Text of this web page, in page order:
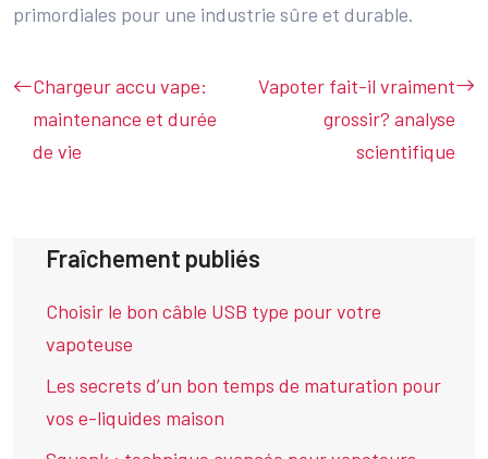
primordiales pour une industrie sûre et durable.
Chargeur accu vape:
maintenance et durée
de vie
Vapoter fait-il vraiment
grossir? analyse
scientifique
Fraîchement publiés
Choisir le bon câble USB type pour votre
vapoteuse
Les secrets d’un bon temps de maturation pour
vos e-liquides maison